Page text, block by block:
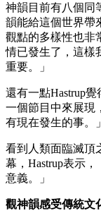
神韻目前有八個同
韻能給這個世界帶
觀點的多樣性也非
情已發生了，這樣
重要。」
還有一點Hastrup
一個節目中來展現
有現在發生的事。」
看到人類面臨滅頂
幕，Hastrup表示
意義。」
觀神韻感受傳統文